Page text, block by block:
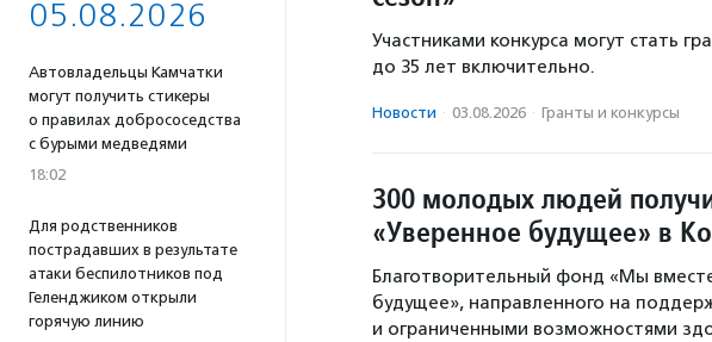
05.08.2026
Автовладельцы Камчатки
могут получить стикеры
о правилах добрососедства
с бурыми медведями
18:02
Для родственников
пострадавших в результате
атаки беспилотников под
Геленджиком открыли
горячую линию
Участниками конкурса могут стать
до 35 лет включительно.
Новости · 03.08.2026 · Гранты и конкурсы
300 молодых людей
«Уверенное будущее» в
Благотворительный фонд «Мы
будущее», направленного на
и ограниченными возможностями